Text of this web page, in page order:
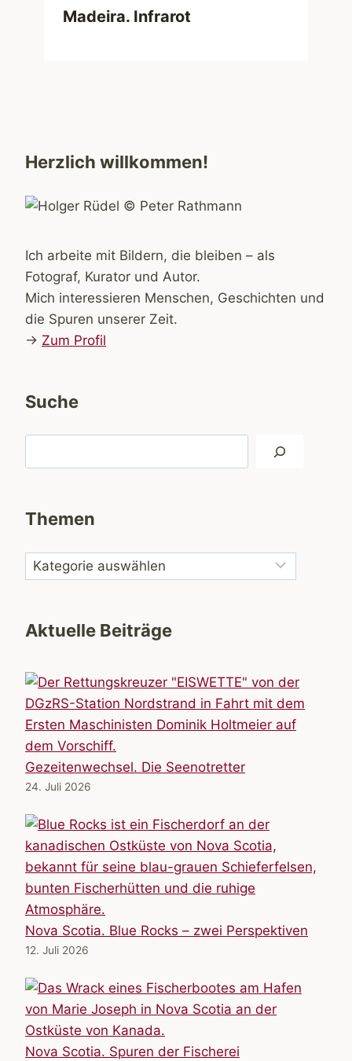
Madeira. Infrarot
Herzlich willkommen!
Ich arbeite mit Bildern, die bleiben – als
Fotograf, Kurator und Autor.
Mich interessieren Menschen, Geschichten und
die Spuren unserer Zeit.
→ Zum Profil
Suche
Themen
Aktuelle Beiträge
Gezeitenwechsel. Die Seenotretter
24. Juli 2026
Nova Scotia. Blue Rocks – zwei Perspektiven
12. Juli 2026
Nova Scotia. Spuren der Fischerei